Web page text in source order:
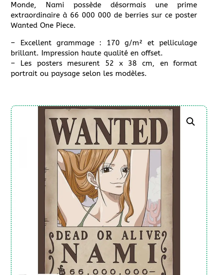
Monde, Nami possède désormais une prime
extraordinaire à 66 000 000 de berries sur ce poster
Wanted One Piece.
– Excellent grammage : 170 g/m² et pelliculage
brillant. Impression haute qualité en offset.
– Les posters mesurent 52 x 38 cm, en format
portrait ou paysage selon les modèles.